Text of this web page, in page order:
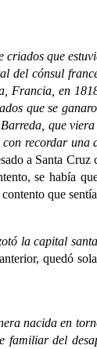
que
cónsul
Francia, en
que se
que
recordar una
a Santa Cruz
se había
que
la capital
quedó
nacida en
familiar del